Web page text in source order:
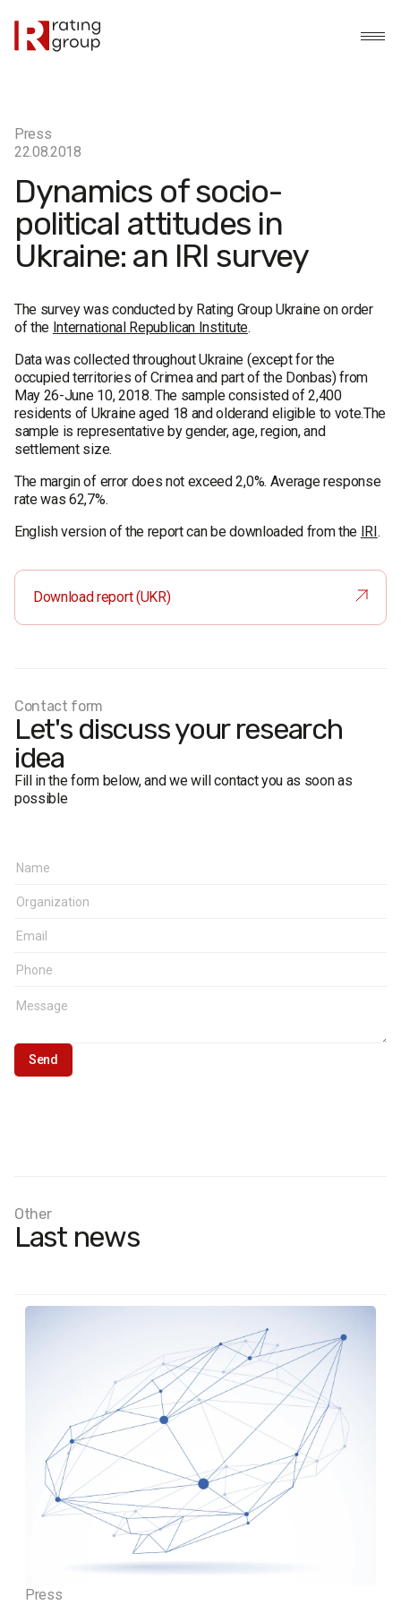
Press
22.08.2018
Dynamics of socio-
political attitudes in
Ukraine: an IRI survey
The survey was conducted by Rating Group Ukraine on order
of the International Republican Institute.
Data was collected throughout Ukraine (except for the
occupied territories of Crimea and part of the Donbas) from
May 26-June 10, 2018. The sample consisted of 2,400
residents of Ukraine aged 18 and olderand eligible to vote.The
sample is representative by gender, age, region, and
settlement size.
The margin of error does not exceed 2,0%. Average response
rate was 62,7%.
English version of the report can be downloaded from the IRI.
Download report (UKR)
Contact form
Let's discuss your research
idea
Fill in the form below, and we will contact you as soon as
possible
Other
Last news
Press